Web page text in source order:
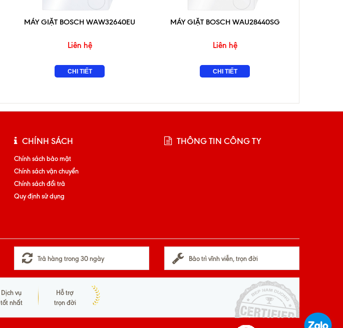
MÁY GIẶT BOSCH WAW32640EU
Liên hệ
CHI TIẾT
MÁY GIẶT BOSCH WAU28440SG
Liên hệ
CHI TIẾT
CHÍNH SÁCH
Chính sách bảo mật
Chính sách vận chuyển
Chính sách đổi trả
Quy định sử dụng
THÔNG TIN CÔNG TY
Trả hàng trong 30 ngày Bảo trì vĩnh viễn, trọn đời
Dịch vụ
tốt nhất
Hỗ trợ
trọn đời